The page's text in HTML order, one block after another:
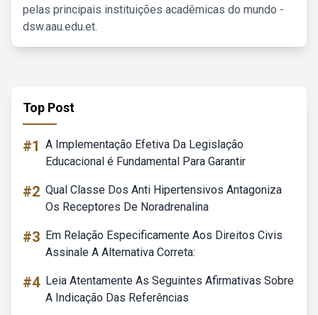
pelas principais instituições acadêmicas do mundo -
dsw.aau.edu.et.
Top Post
#1 A Implementação Efetiva Da Legislação
Educacional é Fundamental Para Garantir
#2 Qual Classe Dos Anti Hipertensivos Antagoniza
Os Receptores De Noradrenalina
#3 Em Relação Especificamente Aos Direitos Civis
Assinale A Alternativa Correta:
#4 Leia Atentamente As Seguintes Afirmativas Sobre
A Indicação Das Referências